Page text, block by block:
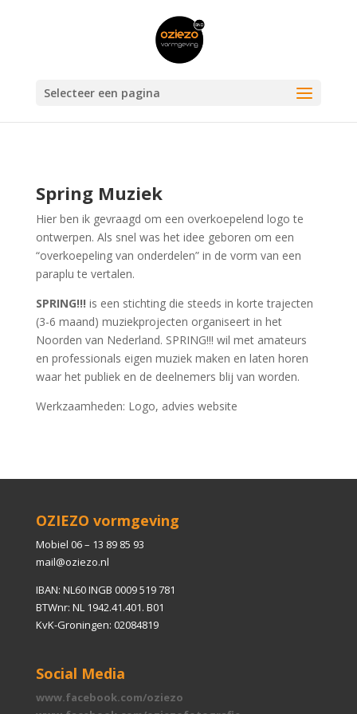
Selecteer een pagina
Spring Muziek
Hier ben ik gevraagd om een overkoepelend logo te
ontwerpen. Als snel was het idee geboren om een
“overkoepeling van onderdelen” in de vorm van een
paraplu te vertalen.
SPRING!!! is een stichting die steeds in korte trajecten
(3-6 maand) muziekprojecten organiseert in het
Noorden van Nederland. SPRING!!! wil met amateurs
en professionals eigen muziek maken en laten horen
waar het publiek en de deelnemers blij van worden.
Werkzaamheden: Logo, advies website
OZIEZO vormgeving
Mobiel 06 – 13 89 85 93
mail@oziezo.nl
IBAN: NL60 INGB 0009 519 781
BTWnr: NL 1942.41.401. B01
KvK-Groningen: 02084819
Social Media
www.facebook.com/oziezo